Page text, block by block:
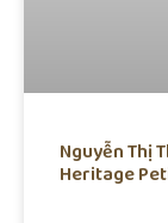
Nguyễn Thị
Heritage